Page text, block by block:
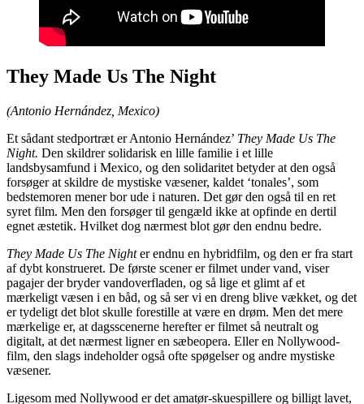
They Made Us The Night
(Antonio Hernández, Mexico)
Et sådant stedportræt er Antonio Hernández’ They Made Us The
Night. Den skildrer solidarisk en lille familie i et lille
landsbysamfund i Mexico, og den solidaritet betyder at den også
forsøger at skildre de mystiske væsener, kaldet ‘tonales’, som
bedstemoren mener bor ude i naturen. Det gør den også til en ret
syret film. Men den forsøger til gengæld ikke at opfinde en dertil
egnet æstetik. Hvilket dog nærmest blot gør den endnu bedre.
They Made Us The Nighter endnu en hybridfilm, og den er fra start
af dybt konstrueret. De første scener er filmet under vand, viser
pagajer der bryder vandoverfladen, og så lige et glimt af et
mærkeligt væsen i en båd, og så ser vi en dreng blive vækket, og det
er tydeligt det blot skulle forestille at være en drøm. Men det mere
mærkelige er, at dagsscenerne herefter er filmet så neutralt og
digitalt, at det nærmest ligner en sæbeopera. Eller en Nollywood-
film, den slags indeholder også ofte spøgelser og andre mystiske
væsener.
Ligesom med Nollywood er det amatør-skuespillere og billigt lavet,